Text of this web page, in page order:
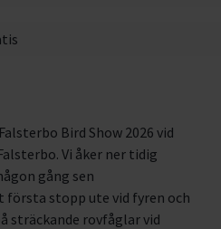
Bird Show 2026 vid
Vi åker ner tidig
gång sen
stopp ute vid fyren och
sträckande rovfåglar vid